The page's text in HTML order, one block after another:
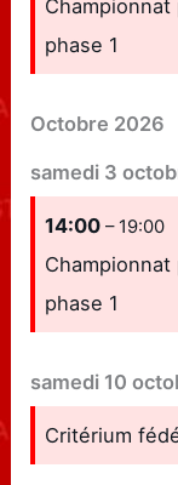
Championnat
phase 1
Octobre 2026
samedi 3
14:00– 19:00
phase 1
samedi 10
Critérium